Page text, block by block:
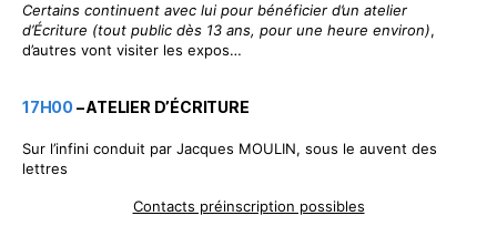
Certains continuent avec lui pour bénéficier d’un atelier
d’Écriture (tout public dès 13 ans, pour une heure environ),
d’autres vont visiter les expos…
17H00– ATELIER D’ÉCRITURE
Sur l’infini conduit par Jacques MOULIN, sous le auvent des
lettres
Contacts préinscription possibles